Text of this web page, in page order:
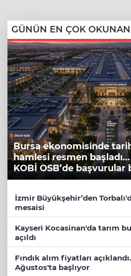
GÜNÜN EN ÇOK
Bursa ekonomisinde
hamlesi resmen
KOBİ OSB’de başvurular
İzmir Büyükşehir’den
mesaisi
Kayseri Kocasinan'da tarım
açıldı
Fındık alım fiyatları
Ağustos'ta başlıyor